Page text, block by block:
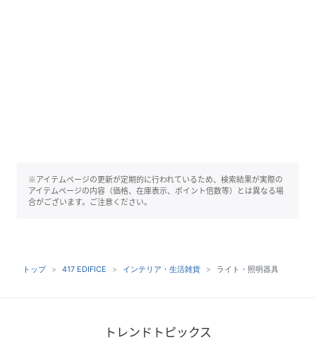
※アイテムページの更新が定期的に行われているため、検索結果が実際の
アイテムページの内容（価格、在庫表示、ポイント倍数等）とは異なる場
合がございます。ご注意ください。
トップ 417 EDIFICE インテリア・生活雑貨 ライト・照明器具
トレンドトピックス